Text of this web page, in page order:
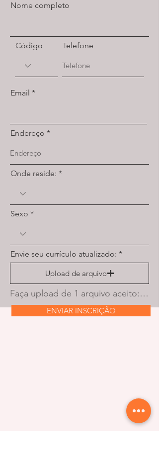
Nome completo
Código Telefone
Email
Endereço
Onde reside:
Sexo
Envie seu currículo atualizado:
Upload de arquivo
Faça upload de 1 arquivo aceito: PDF ou document. O tamanho máximo é de 10 MB.
ENVIAR INSCRIÇÃO